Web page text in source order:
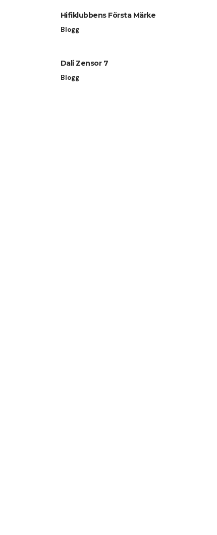
Hifiklubbens Första Märke
Blogg
Dali Zensor 7
Blogg